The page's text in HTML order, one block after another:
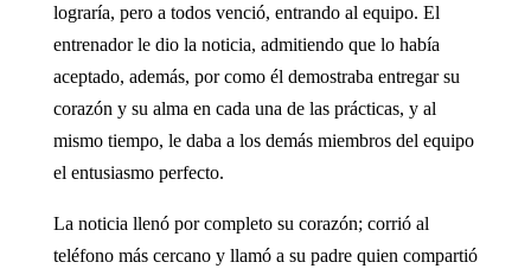
lograría, pero a todos venció, entrando al equipo. El
entrenador le dio la noticia, admitiendo que lo había
aceptado, además, por como él demostraba entregar su
corazón y su alma en cada una de las prácticas, y al
mismo tiempo, le daba a los demás miembros del equipo
el entusiasmo perfecto.
La noticia llenó por completo su corazón; corrió al
teléfono más cercano y llamó a su padre quien compartió